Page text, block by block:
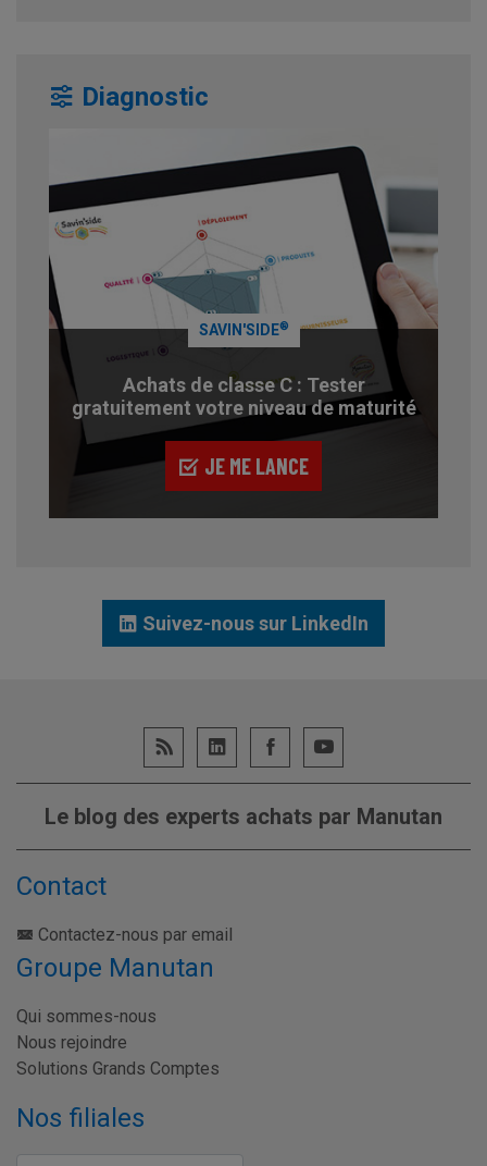
Diagnostic
SAVIN'SIDE®
Achats de classe C : Tester
gratuitement votre niveau de maturité
JE ME LANCE
Suivez-nous sur LinkedIn
Le blog des experts achats par Manutan
Contact
Contactez-nous par email
Groupe Manutan
Qui sommes-nous
Nous rejoindre
Solutions Grands Comptes
Nos filiales